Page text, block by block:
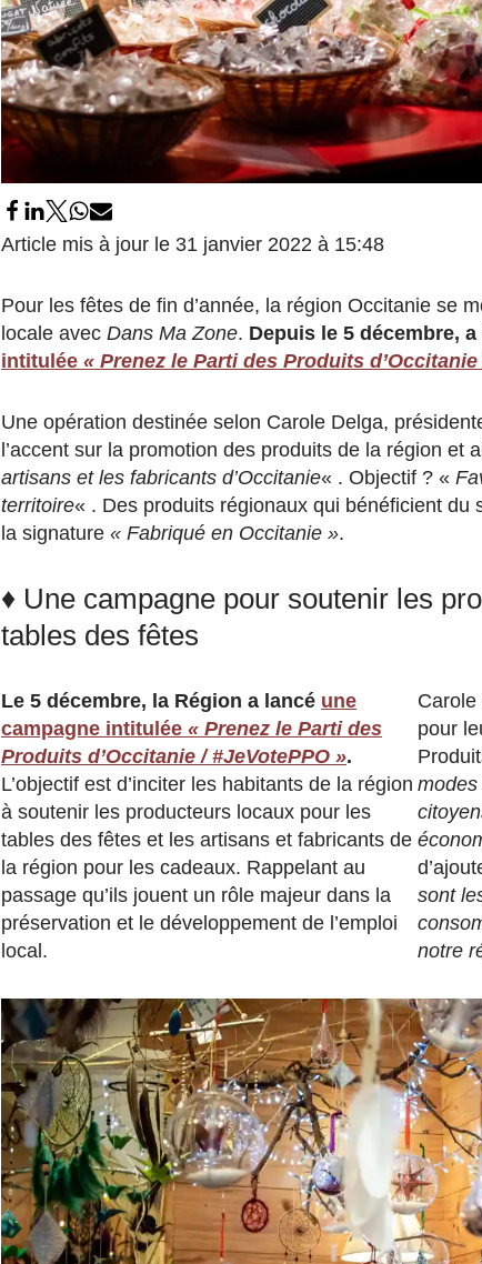
Article mis à jour le 31 janvier 2022 à 15:48
Pour les fêtes de fin d’année, la région Occitanie se
locale avec Dans Ma Zone. Depuis le 5 décembre,
intitulée « Prenez le Parti des Produits d’Occitanie
Une opération destinée selon Carole Delga,
l’accent sur la promotion des produits de la région et
artisans et les fabricants d’Occitanie« . Objectif ? «
territoire« . Des produits régionaux qui bénéficient du
la signature « Fabriqué en Occitanie ».
♦ Une campagne pour soutenir les
tables des fêtes
Le 5 décembre, la Région a lancé une
campagne intitulée « Prenez le Parti des
Produits d’Occitanie / #JeVotePPO ».
L’objectif est d’inciter les habitants de la région
à soutenir les producteurs locaux pour les
tables des fêtes et les artisans et fabricants de
la région pour les cadeaux. Rappelant au
passage qu’ils jouent un rôle majeur dans la
préservation et le développement de l’emploi
local.
Carole
pour
sont
notre